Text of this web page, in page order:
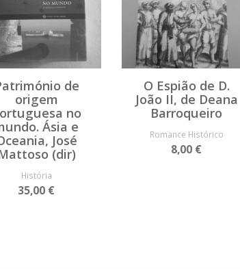
de
origem
no
Ásia e
José
(dir)
História
35,00 €
O Espião de D.
João II, de Deana
Barroqueiro
Romance Histórico
8,00 €